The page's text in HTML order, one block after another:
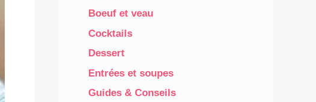
Boeuf et veau
Cocktails
Dessert
Entrées et soupes
Guides & Conseils